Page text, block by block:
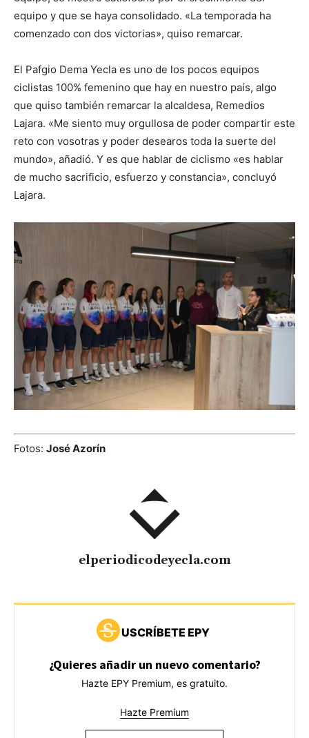
equipo y que se haya consolidado. «La temporada ha
comenzado con dos victorias», quiso remarcar.
El Pafgio Dema Yecla es uno de los pocos equipos
ciclistas 100% femenino que hay en nuestro país, algo
que quiso también remarcar la alcaldesa, Remedios
Lajara. «Me siento muy orgullosa de poder compartir este
reto con vosotras y poder desearos toda la suerte del
mundo», añadió. Y es que hablar de ciclismo «es hablar
de mucho sacrificio, esfuerzo y constancia», concluyó
Lajara.
Fotos: José Azorín
elperiodicodeyecla.com
USCRÍBETE EPY
¿Quieres añadir un nuevo comentario?
Hazte EPY Premium, es gratuito.
Hazte Premium